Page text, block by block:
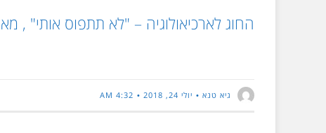
החוג לארכיאולוגיה – "לא תתפוס אותי" ,
1995.גיא טנא יולי 24, 2018 4:32 AM